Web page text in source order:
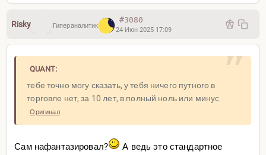
Risky Гипераналитик
#3080
24 Июн 2025 17:09
QUANT:
тебе точно могу сказать, у тебя ничего путного в
торговле нет, за 10 лет, в полный ноль или минус
Оригинал
Сам нафантазировал?
А ведь это стандартное